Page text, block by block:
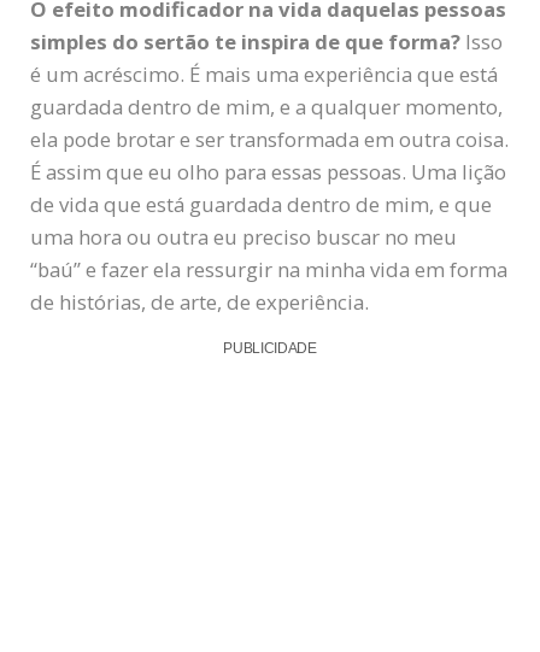
O efeito modificador na vida daquelas pessoas
simples do sertão te inspira de que forma? Isso
é um acréscimo. É mais uma experiência que está
guardada dentro de mim, e a qualquer momento,
ela pode brotar e ser transformada em outra coisa.
É assim que eu olho para essas pessoas. Uma lição
de vida que está guardada dentro de mim, e que
uma hora ou outra eu preciso buscar no meu
“baú” e fazer ela ressurgir na minha vida em forma
de histórias, de arte, de experiência.
PUBLICIDADE